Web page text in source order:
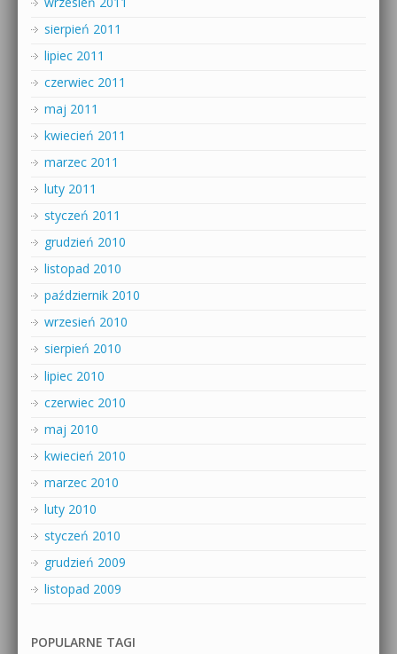
sierpień 2011
lipiec 2011
czerwiec 2011
maj 2011
kwiecień 2011
marzec 2011
luty 2011
styczeń 2011
grudzień 2010
listopad 2010
październik 2010
wrzesień 2010
sierpień 2010
lipiec 2010
czerwiec 2010
maj 2010
kwiecień 2010
marzec 2010
luty 2010
styczeń 2010
grudzień 2009
listopad 2009
POPULARNE TAGI